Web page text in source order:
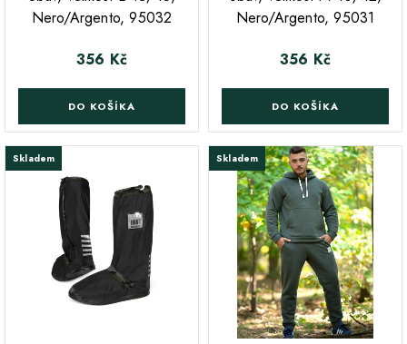
Nero/Argento, 95032
Cena
356 Kč
DO KOŠÍKA
Nero/Argento, 95031
Cena
356 Kč
DO KOŠÍKA
Skladem Skladem